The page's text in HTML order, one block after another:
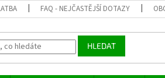
FAQ - NEJČASTĚJŠÍ DOTAZY
HLEDAT